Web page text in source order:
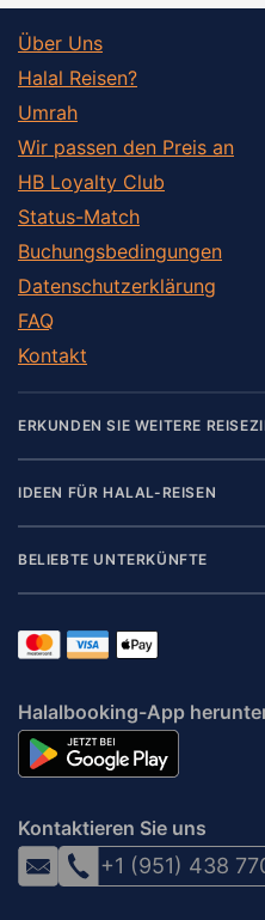
Über Uns
Halal Reisen?
Umrah
Wir passen den Preis an
HB Loyalty Club
Status-Match
Buchungsbedingungen
Datenschutzerklärung
FAQ
Kontakt
ERKUNDEN SIE WEITERE
IDEEN FÜR HALAL-REISEN
BELIEBTE UNTERKÜNFTE
Halalbooking-App
Kontaktieren Sie uns
+1 (951) 438